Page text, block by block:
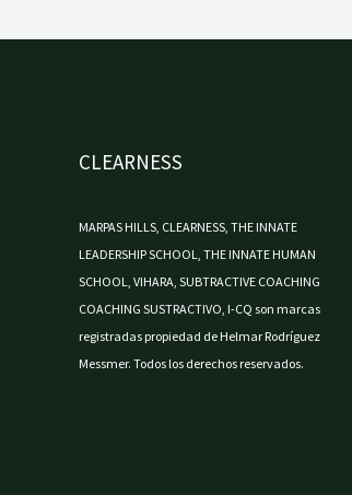
CLEARNESS
MARPAS HILLS, CLEARNESS, THE INNATE
LEADERSHIP SCHOOL, THE INNATE HUMAN
SCHOOL, VIHARA, SUBTRACTIVE COACHING
COACHING SUSTRACTIVO, I-CQ son marcas
registradas propiedad de Helmar Rodríguez
Messmer. Todos los derechos reservados.